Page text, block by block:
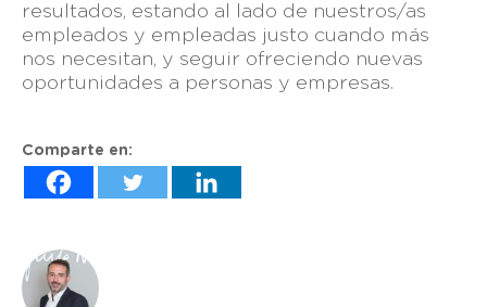
resultados, estando al lado de nuestros/as
empleados y empleadas justo cuando más
nos necesitan, y seguir ofreciendo nuevas
oportunidades a personas y empresas.
Comparte en: